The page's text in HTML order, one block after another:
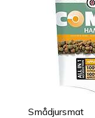
Smådjursmat